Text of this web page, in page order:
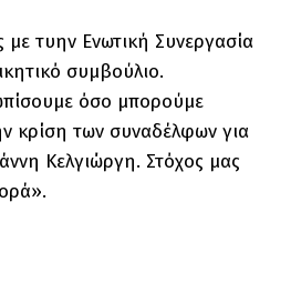
με τυην Ενωτική Συνεργασία
συμβούλιο.
όσο μπορούμε
κρίση των συναδέλφων για
Κελγιώργη. Στόχος μας